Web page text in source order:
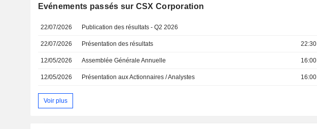
Evénements passés sur CSX Corporation
22/07/2026 Publication des résultats - Q2 2026
22/07/2026 Présentation des résultats 22:30
12/05/2026 Assemblée Générale Annuelle 16:00
12/05/2026 Présentation aux Actionnaires / Analystes 16:00
Voir plus